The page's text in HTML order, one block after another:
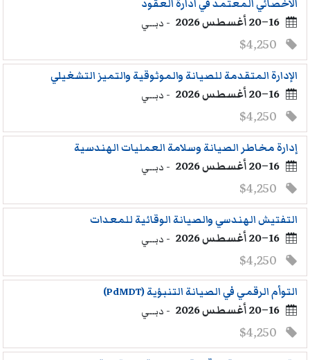
الاخصائي المعتمد في ادارة العقود
16–20 أغسطس 2026 - دبــي
الإدارة المتقدمة للصيانة والموثوقية والتميز التشغيلي
16–20 أغسطس 2026 - دبــي
إدارة مخاطر الصيانة وسلامة العمليات الهندسية
16–20 أغسطس 2026 - دبــي
التفتيش الهندسي والصيانة الوقائية للمعدات
16–20 أغسطس 2026 - دبــي
التوأم الرقمي في الصيانة التنبؤية (PdMDT)
16–20 أغسطس 2026 - دبــي